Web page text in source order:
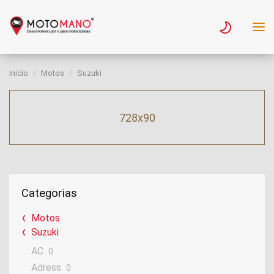
Início Motos Suzuki
728x90
Categorias
Motos
Suzuki
AC
0
Adress 0